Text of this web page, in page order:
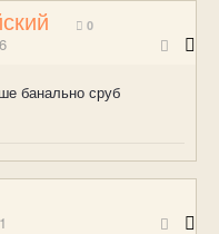
0
банально сруб